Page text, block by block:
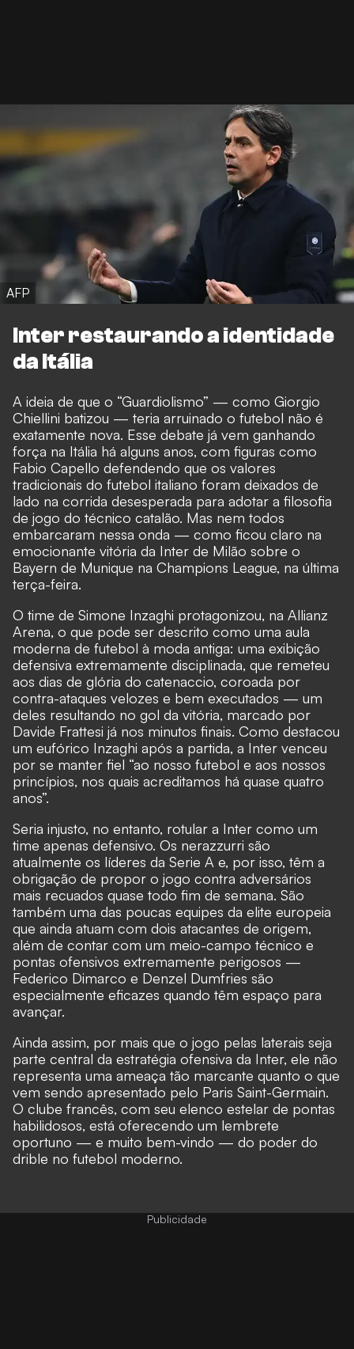
AFP
Inter restaurando a identidade
da Itália
A ideia de que o “Guardiolismo” — como Giorgio
Chiellini batizou — teria arruinado o futebol não é
exatamente nova. Esse debate já vem ganhando
força na Itália há alguns anos, com figuras como
Fabio Capello defendendo que os valores
tradicionais do futebol italiano foram deixados de
lado na corrida desesperada para adotar a filosofia
de jogo do técnico catalão. Mas nem todos
embarcaram nessa onda — como ficou claro na
emocionante vitória da Inter de Milão sobre o
Bayern de Munique na Champions League, na última
terça-feira.
O time de Simone Inzaghi protagonizou, na Allianz
Arena, o que pode ser descrito como uma aula
moderna de futebol à moda antiga: uma exibição
defensiva extremamente disciplinada, que remeteu
aos dias de glória do catenaccio, coroada por
contra-ataques velozes e bem executados — um
deles resultando no gol da vitória, marcado por
Davide Frattesi já nos minutos finais. Como destacou
um eufórico Inzaghi após a partida, a Inter venceu
por se manter fiel “ao nosso futebol e aos nossos
princípios, nos quais acreditamos há quase quatro
anos”.
Seria injusto, no entanto, rotular a Inter como um
time apenas defensivo. Os nerazzurri são
atualmente os líderes da Serie A e, por isso, têm a
obrigação de propor o jogo contra adversários
mais recuados quase todo fim de semana. São
também uma das poucas equipes da elite europeia
que ainda atuam com dois atacantes de origem,
além de contar com um meio-campo técnico e
pontas ofensivos extremamente perigosos —
Federico Dimarco e Denzel Dumfries são
especialmente eficazes quando têm espaço para
avançar.
Ainda assim, por mais que o jogo pelas laterais seja
parte central da estratégia ofensiva da Inter, ele não
representa uma ameaça tão marcante quanto o que
vem sendo apresentado pelo Paris Saint-Germain.
O clube francês, com seu elenco estelar de pontas
habilidosos, está oferecendo um lembrete
oportuno — e muito bem-vindo — do poder do
drible no futebol moderno.